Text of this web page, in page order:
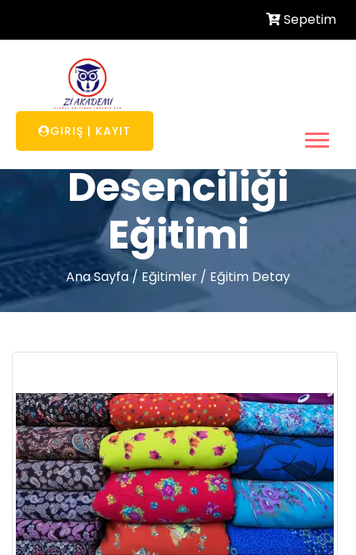
Sepetim
GIRIŞ | KAYIT
Tekstil Baskı Ve
Desenciliği
Eğitimi
Ana Sayfa / Eğitimler / Eğitim Detay